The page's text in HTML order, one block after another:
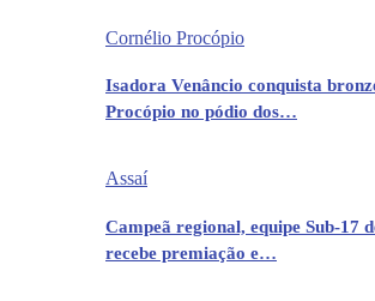
Cornélio Procópio
Isadora Venâncio conquista
Procópio no pódio dos…
Assaí
Campeã regional, equipe Sub-17
recebe premiação e…